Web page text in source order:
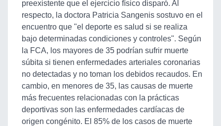
preexistente que el ejercicio físico disparó. Al
respecto, la doctora Patricia Sangenis sostuvo en el
encuentro que "el deporte es salud si se realiza
bajo determinadas condiciones y controles". Según
la FCA, los mayores de 35 podrían sufrir muerte
súbita si tienen enfermedades arteriales coronarias
no detectadas y no toman los debidos recaudos. En
cambio, en menores de 35, las causas de muerte
más frecuentes relacionadas con la prácticas
deportivas son las enfermedades cardíacas de
origen congénito. El 85% de los casos de muerte